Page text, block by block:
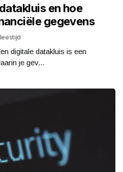
en hoe
gegevens
digitale datakluis is een
je gev...